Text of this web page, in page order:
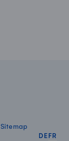
Sitemap
DE FR